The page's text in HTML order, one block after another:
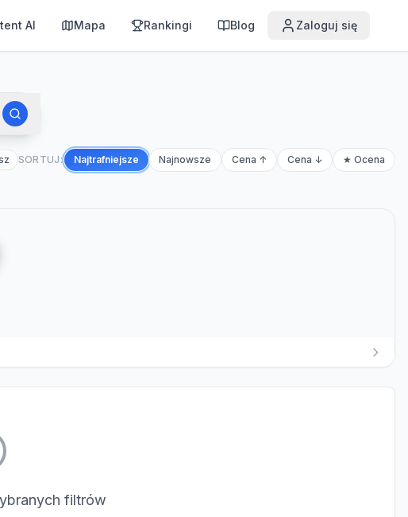
AI Mapa Rankingi Blog Zaloguj się
SORTUJ: Najtrafniejsze Najnowsze Cena ↑ Cena ↓ ★ Ocena
filtrów